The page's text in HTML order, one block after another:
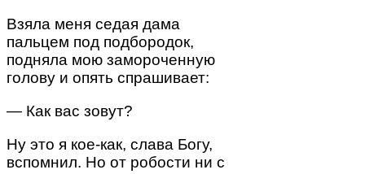
Взяла меня седая дама
пальцем под подбородок,
подняла мою замороченную
голову и опять спрашивает:
— Как вас зовут?
Ну это я кое-как, слава Богу,
вспомнил. Но от робости ни с